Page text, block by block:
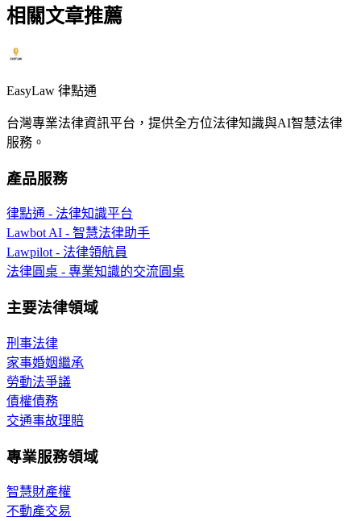
相關文章推薦
EasyLaw 律點通
台灣專業法律資訊平台，提供全方位法律知識與AI智慧法律
服務。
產品服務
律點通 - 法律知識平台
Lawbot AI - 智慧法律助手
Lawpilot - 法律領航員
法律圓桌 - 專業知識的交流圓桌
主要法律領域
刑事法律
家事婚姻繼承
勞動法爭議
債權債務
交通事故理賠
專業服務領域
智慧財產權
不動產交易